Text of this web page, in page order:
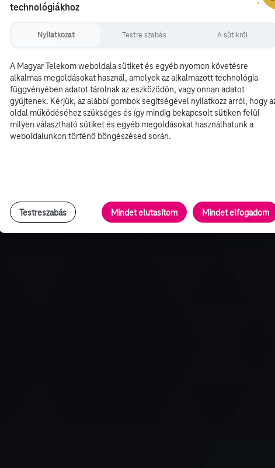
technológiákhoz
Nyilatkozat Testre szabás A sütikről
A Magyar Telekom weboldala sütiket és egyéb nyomon követésre
alkalmas megoldásokat használ, amelyek az alkalmazott technológia
függvényében adatot tárolnak az eszközödön, vagy onnan adatot
gyűjtenek. Kérjük, az alábbi gombok segítségével nyilatkozz arról, hogy
oldal működéséhez szükséges és így mindig bekapcsolt sütiken felül
milyen választható sütiket és egyéb megoldásokat használhatunk a
weboldalunkon történő böngészésed során.
Testreszabás Mindet elutasítom Mindet elfogadom